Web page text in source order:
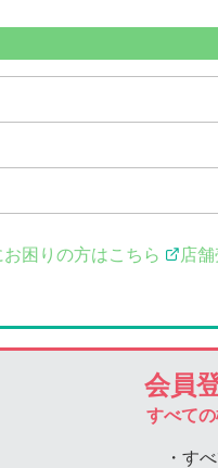
困りの方はこちら 店
会員
すべて
・す